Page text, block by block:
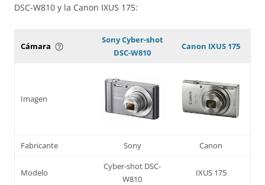
DSC-W810 y la Canon IXUS 175:
Cámara help_outline
Sony Cyber-shot
DSC-W810
Canon IXUS 175
Imagen
Fabricante Sony Canon
Modelo
Cyber-shot DSC-
W810
IXUS 175